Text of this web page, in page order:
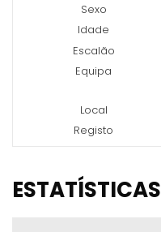
Sexo
Idade
Escalão
Equipa
Local
Registo
ESTATÍSTICAS